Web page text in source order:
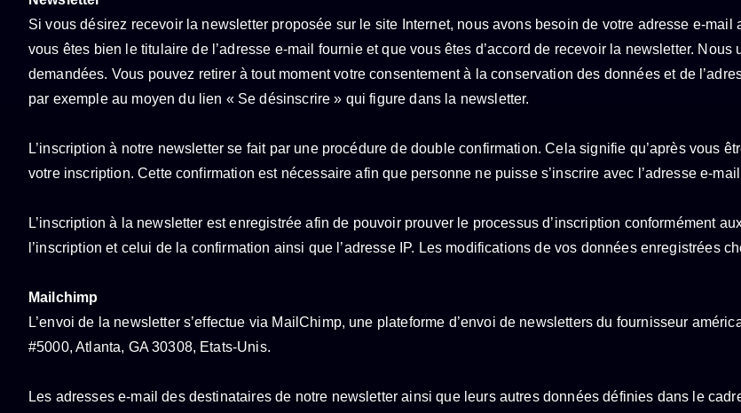
Si vous désirez recevoir la newsletter proposée sur le site Internet, nous avons besoin de votre adresse e-
vous êtes bien le titulaire de l’adresse e-mail fournie et que vous êtes d’accord de recevoir la newsletter.
demandées. Vous pouvez retirer à tout moment votre consentement à la conservation des données et de
par exemple au moyen du lien « Se désinscrire » qui figure dans la newsletter.
L’inscription à notre newsletter se fait par une procédure de double confirmation. Cela signifie qu’après vous
votre inscription. Cette confirmation est nécessaire afin que personne ne puisse s’inscrire avec l’adresse e-mail
L’inscription à la newsletter est enregistrée afin de pouvoir prouver le processus d’inscription conformément
l’inscription et celui de la confirmation ainsi que l’adresse IP. Les modifications de vos données enregistrées
Mailchimp
L’envoi de la newsletter s’effectue via MailChimp, une plateforme d’envoi de newsletters du fournisseur
#5000, Atlanta, GA 30308, Etats-Unis.
Les adresses e-mail des destinataires de notre newsletter ainsi que leurs autres données définies dans le